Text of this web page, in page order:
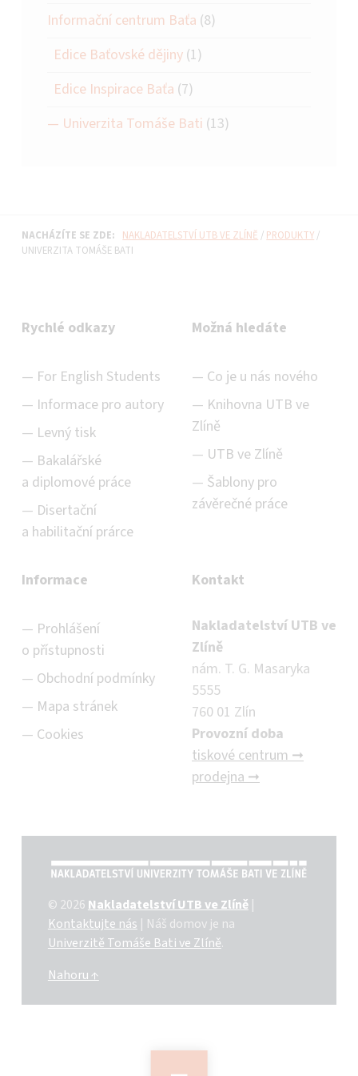
Informační centrum Baťa (8)
Edice Baťovské dějiny (1)
Edice Inspirace Baťa (7)
Univerzita Tomáše Bati (13)
NACHÁZÍTE SE ZDE: NAKLADATELSTVÍ UTB VE ZLÍNĚ / PRODUKTY /
UNIVERZITA TOMÁŠE BATI
Rychlé odkazy
For English Students
Informace pro autory
Levný tisk
Bakalářské
a diplomové práce
Disertační
a habilitační prárce
Možná hledáte
Co je u nás nového
Knihovna UTB ve
Zlíně
UTB ve Zlíně
Šablony pro
závěrečné práce
Informace
Prohlášení
o přístupnosti
Obchodní podmínky
Mapa stránek
Cookies
Kontakt
Nakladatelství UTB ve
Zlíně
nám. T. G. Masaryka
5555
760 01 Zlín
Provozní doba
tiskové centrum ➞
prodejna ➞
NAKLADATELSTVÍ UTB VE ZLÍNĚ
© 2026 Nakladatelství UTB ve Zlíně |
Kontaktujte nás | Náš domov je na
Univerzitě Tomáše Bati ve Zlíně.
Nahoru ↑